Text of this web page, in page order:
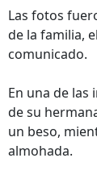
Las fotos
de la familia,
comunicado.
En una de las
de su
un beso,
almohada.